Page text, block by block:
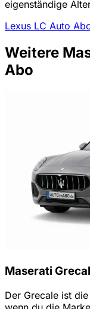
eigenständige
Lexus LC Auto
Weitere
Abo
Maserati
Der Grecale ist